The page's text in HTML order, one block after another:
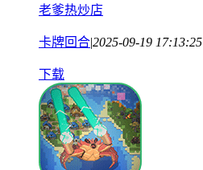
老爹热炒店
卡牌回合|2025-09-19 17:13:25
下载